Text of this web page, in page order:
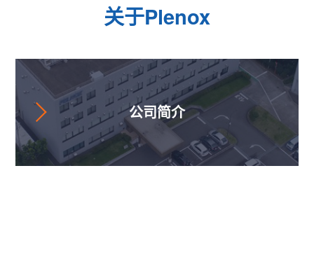
关于Plenox
公司简介